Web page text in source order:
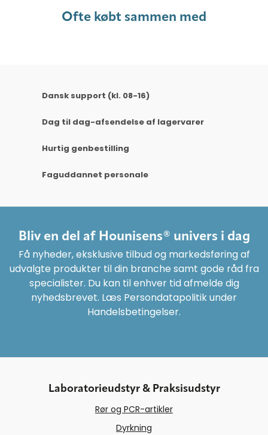
Ofte købt sammen med
Dansk support (kl. 08-16)
Dag til dag-afsendelse af lagervarer
Hurtig genbestilling
Faguddannet personale
Bliv en del af Hounisens® univers i dag
Få nyheder, eksklusive tilbud og markedsføring af
udvalgte produkter til din branche samt gode råd fra
specialister. Du kan til enhver tid afmelde dig
nyhedsbrevet. Læs Persondatapolitik under
Handelsbetingelser.
Laboratorieudstyr & Praksisudstyr
Rør og PCR-artikler
Dyrkning